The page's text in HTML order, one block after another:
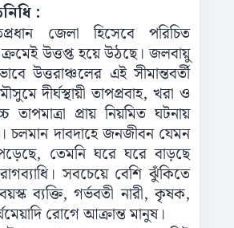
:
জেলা হিসেবে পরিচিত
উত্তপ্ত হয়ে উঠছে। জলবায়ু
উত্তরাঞ্চলের এই সীমান্তবর্তী
দীর্ঘস্থায়ী তাপপ্রবাহ, খরা ও
তাপমাত্রা প্রায় নিয়মিত ঘটনায়
চলমান দাবদাহে জনজীবন যেমন
তেমনি ঘরে ঘরে বাড়ছে
সবচেয়ে বেশি ঝুঁকিতে
ব্যক্তি, গর্ভবতী নারী, কৃষক,
রোগে আক্রান্ত মানুষ।